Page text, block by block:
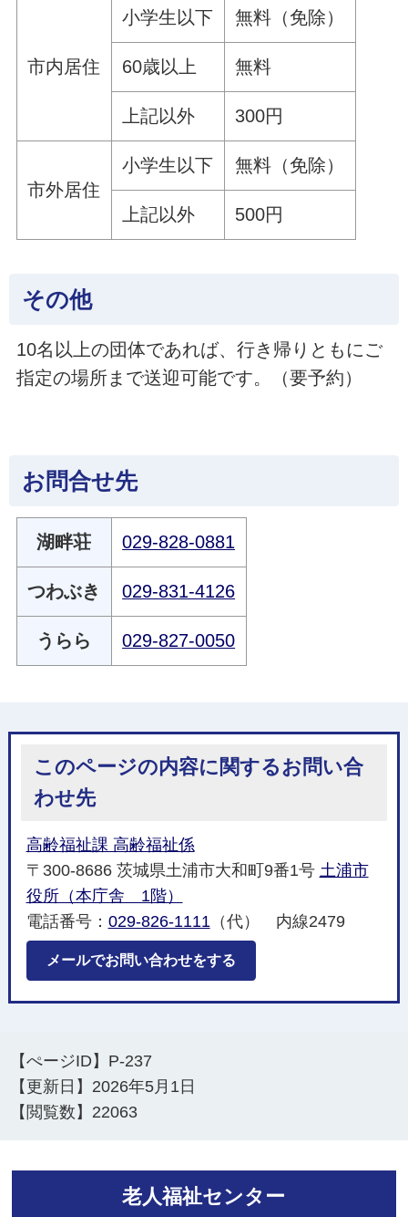
市内居住
小学生以下 無料（免除）
60歳以上 無料
上記以外 300円
市外居住
小学生以下 無料（免除）
上記以外 500円
その他
10名以上の団体であれば、行き帰りともにご
指定の場所まで送迎可能です。（要予約）
お問合せ先
湖畔荘 029-828-0881
つわぶき 029-831-4126
うらら 029-827-0050
このページの内容に関するお問い合
わせ先
高齢福祉課 高齢福祉係
〒300-8686 茨城県土浦市大和町9番1号 土浦市
役所（本庁舎 1階）
電話番号： 029-826-1111 （代） 内線2479
メールでお問い合わせをする
【ぺージID】 P-237
【更新日】 2026年5月1日
【閲覧数】 22063
老人福祉センター